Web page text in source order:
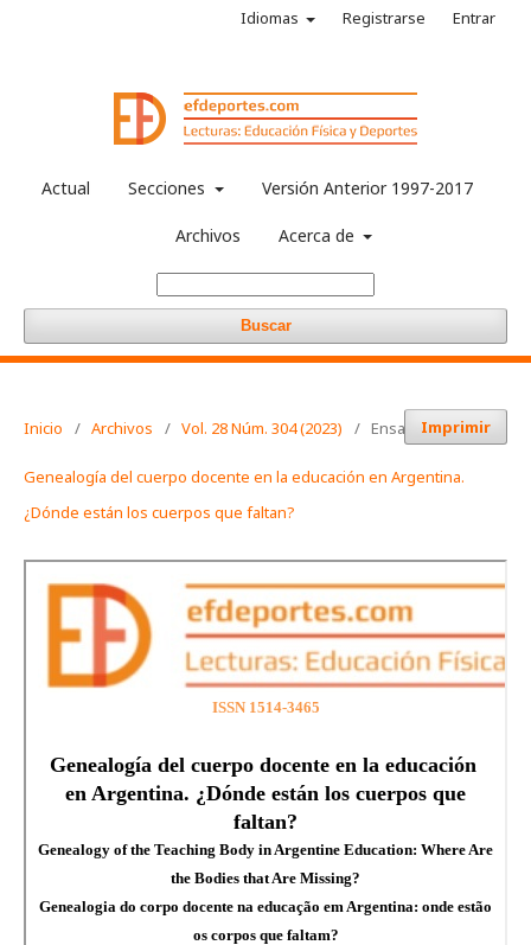
Actual Secciones Versión Anterior 1997-2017
Archivos Acerca de
Buscar
Idiomas Registrarse Entrar
Inicio / Archivos / Vol. 28 Núm. 304 (2023) / EnsayosImprimir
Genealogía del cuerpo docente en la educación en Argentina.
¿Dónde están los cuerpos que faltan?